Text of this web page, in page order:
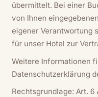
übermittelt. Bei einer
von Ihnen
eigener Verantwortung
für unser Hotel zur
Weitere Informationen
Datenschutzerklärung
Rechtsgrundlage: Art. 6